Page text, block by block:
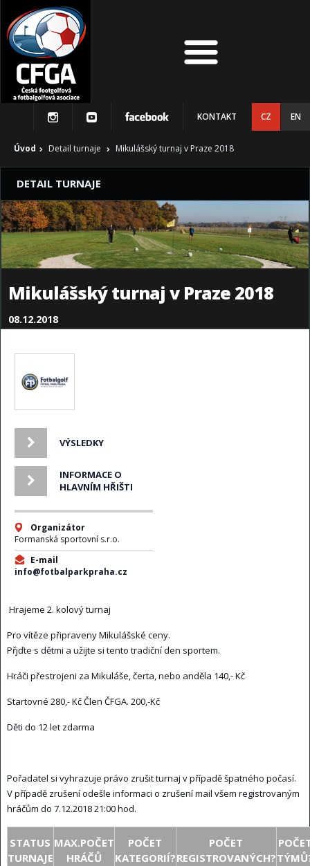
KONTAKT CZ EN
Úvod Detail turnaje Mikulášský turnaj v Praze 2018
DETAIL TURNAJE
Mikulášský turnaj v Praze 2018
08.12.2018
VÝSLEDKY
INFORMACE O
HLAVNÍM HŘIŠTI
Organizátor
Formanská sportovní s.r.o.
E-mail
info@fotbalparkpraha.cz
Hrajeme 2. kolový turnaj
Pro vítěze připraveny Mikulášské ceny.
Přjďte s dětmi a užijte si tento tradiční den sportem.
Hráči přestrojeni za Mikuláše, čerta, nebo anděla 140,- Kč
Startovné 280,- Kč Člen ČFGA. 200,-Kč
Děti do 12 let zdarma
Pořadatel si vyhrazuje právo zrušit turnaj v případě špatného počasí.
V případě zrušení odešle informaci o zrušení mail všem registrovaným
hráčům do 7.12.2018 21:00 hod.
STATUS
TURNAJE
MAX.POČET
HRÁČŮ
POČET
KATEGORIÍ?
POČET
REGISTROVANÝCH?